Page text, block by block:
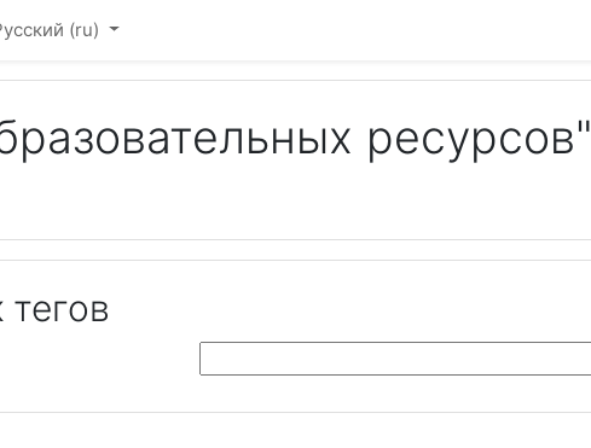
‎(ru)‎
ресурсов"